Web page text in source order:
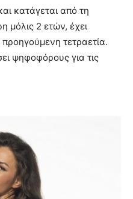
κατάγεται από τη
μόλις 2 ετών, έχει
προηγούμενη τετραετία.
ψηφοφόρους για τις